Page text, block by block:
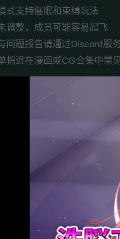
式支持催眠和束缚玩法
调整，成员可能容易起飞
问题报告请通过Discord服
指近在漫画或CG合集中常